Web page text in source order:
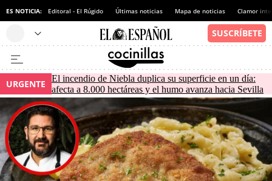
ES NOTICIA: Editoral - El Rúgido Últimas noticias Mapa de noticias Clamor
URGENTE
El incendio de Niebla duplica su superficie en un día:
afecta a 8.000 hectáreas y el humo avanza hacia Sevilla